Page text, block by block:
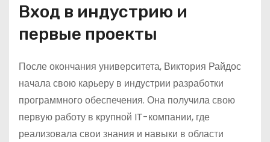
Вход в индустрию и
первые проекты
После окончания университета, Виктория Райдос
начала свою карьеру в индустрии разработки
программного обеспечения. Она получила свою
первую работу в крупной IT-компании, где
реализовала свои знания и навыки в области